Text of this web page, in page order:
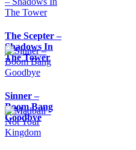
The Scepter –
Shadows In
The Tower
Sinner –
Boom Bang
Goodbye